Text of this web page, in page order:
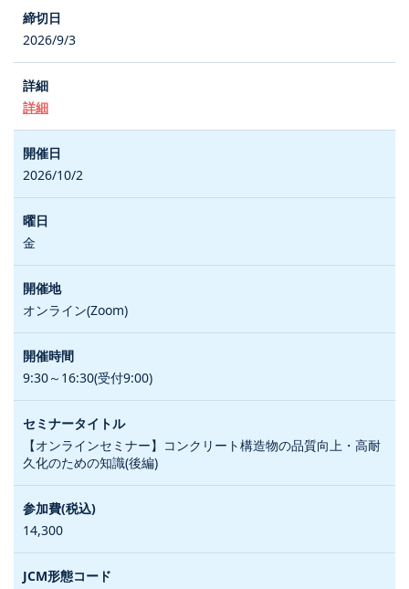
2026/9/3
詳細
2026/10/2
金
オンライン(Zoom)
9:30～16:30(受付9:00)
【オンラインセミナー】コンクリート構造物の品質向上・高耐
久化のための知識(後編)
14,300